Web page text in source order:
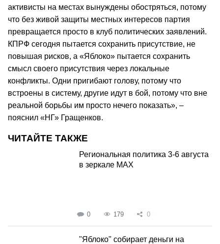
активисты на местах вынуждены обостряться, потому
что без живой защиты местных интересов партия
превращается просто в клуб политических заявлений.
КПРФ сегодня пытается сохранить присутствие, не
повышая рисков, а «Яблоко» пытается сохранить
смысл своего присутствия через локальные
конфликты. Одни пригибают голову, потому что
встроены в систему, другие идут в бой, потому что вне
реальной борьбы им просто нечего показать», –
пояснил «НГ» Гращенков.
ЧИТАЙТЕ ТАКЖЕ
Региональная политика 3-6 августа
в зеркале MAX
0 179 0
"Яблоко" собирает деньги на